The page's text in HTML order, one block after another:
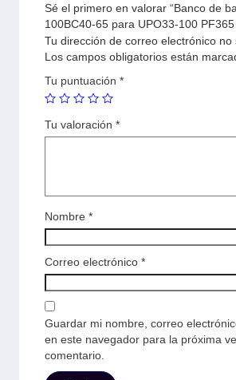
Sé el primero en valorar “Banco de
100BC40-65 para UPO33-100 PF365
Tu dirección de correo electrónico no
Los campos obligatorios están
Tu puntuación *
Tu valoración *
Nombre *
Correo electrónico *
Guardar mi nombre, correo
en este navegador para la próxima
comentario.